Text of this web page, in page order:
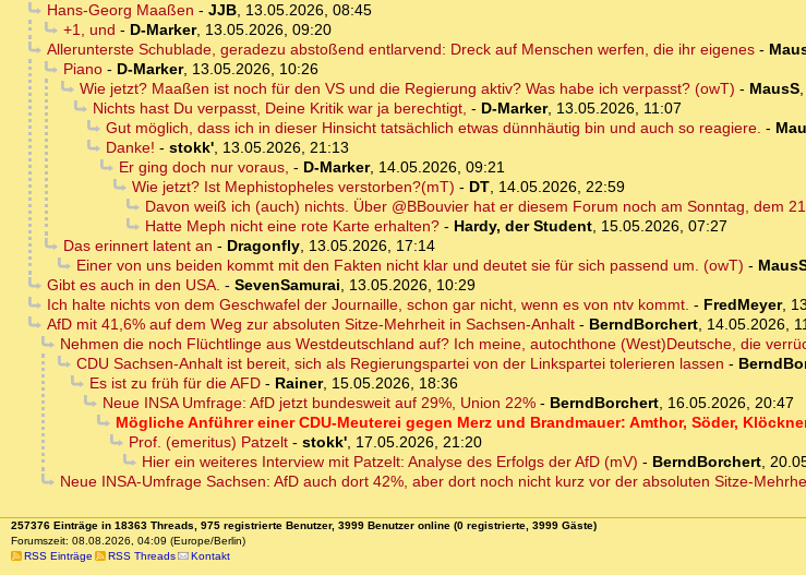
Hans-Georg Maaßen - JJB, 13.05.2026, 08:45
+1, und - D-Marker, 13.05.2026, 09:20
Allerunterste Schublade, geradezu abstoßend entlarvend: Dreck auf Menschen werfen, die ihr eigenes-
Piano- D-Marker, 13.05.2026, 10:26
Wie jetzt? Maaßen ist noch für den VS und die Regierung aktiv? Was habe ich verpasst? (owT) - MausS,
Nichts hast Du verpasst, Deine Kritik war ja berechtigt, - D-Marker, 13.05.2026, 11:07
Gut möglich, dass ich in dieser Hinsicht tatsächlich etwas dünnhäutig bin und auch so reagiere. -
Danke! - stokk', 13.05.2026, 21:13
Er ging doch nur voraus, - D-Marker, 14.05.2026, 09:21
Wie jetzt? Ist Mephistopheles verstorben?(mT) - DT, 14.05.2026, 22:59
Davon weiß ich (auch) nichts. Über @BBouvier hat er diesem Forum noch am Sonntag, dem
Hatte Meph nicht eine rote Karte erhalten?- Hardy, der Student, 15.05.2026, 07:27
Das erinnert latent an - Dragonfly, 13.05.2026, 17:14
Einer von uns beiden kommt mit den Fakten nicht klar und deutet sie für sich passend um. (owT) -
Gibt es auch in den USA. - SevenSamurai, 13.05.2026, 10:29
Ich halte nichts von dem Geschwafel der Journaille, schon gar nicht, wenn es von ntv kommt. - FredMeyer,
AfD mit 41,6% auf dem Weg zur absoluten Sitze-Mehrheit in Sachsen-Anhalt- BerndBorchert, 14.05.2026,
Nehmen die noch Flüchtlinge aus Westdeutschland auf? Ich meine, autochthone (West)Deutsche, die
CDU Sachsen-Anhalt ist bereit, sich als Regierungspartei von der Linkspartei tolerieren lassen -
Es ist zu früh für die AFD- Rainer, 15.05.2026, 18:36
Neue INSA Umfrage: AfD jetzt bundesweit auf 29%, Union 22%- BerndBorchert, 16.05.2026, 20:47
Mögliche Anführer einer CDU-Meuterei gegen Merz und Brandmauer: Amthor, Söder,
Prof. (emeritus) Patzelt- stokk', 17.05.2026, 21:20
Hier ein weiteres Interview mit Patzelt: Analyse des Erfolgs der AfD (mV) - BerndBorchert,
Neue INSA-Umfrage Sachsen: AfD auch dort 42%, aber dort noch nicht kurz vor der absoluten Sitze-
257376 Einträge in 18363 Threads, 975 registrierte Benutzer, 3999 Benutzer online (0 registrierte, 3999 Gäste)
Forumszeit: 08.08.2026, 04:09 (Europe/Berlin)
RSS Einträge
RSS Threads Kontakt